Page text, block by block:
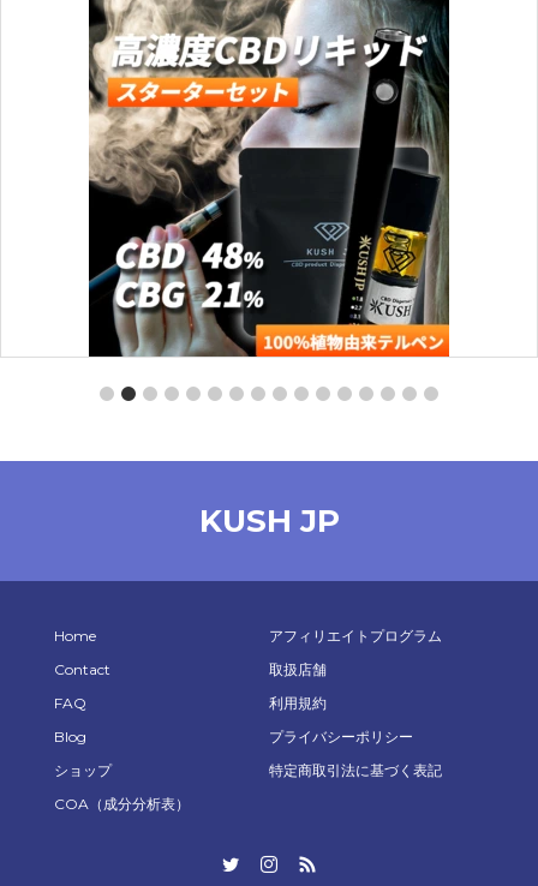
は
¥1,980
で
し
た。
格
は
¥1,780
で
す。
¥2,980
KUSH JP
Home
Contact
FAQ
Blog
ショップ
COA（成分分析表）
アフィリエイトプログラム
取扱店舗
利用規約
プライバシーポリシー
特定商取引法に基づく表記